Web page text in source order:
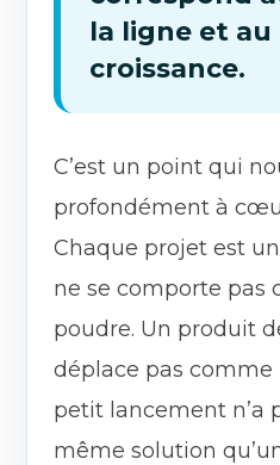
la ligne et au
croissance.
C’est un point qui
profondément à
Chaque projet est
ne se comporte pas
poudre. Un produit
déplace pas comme
petit lancement n’a
même solution